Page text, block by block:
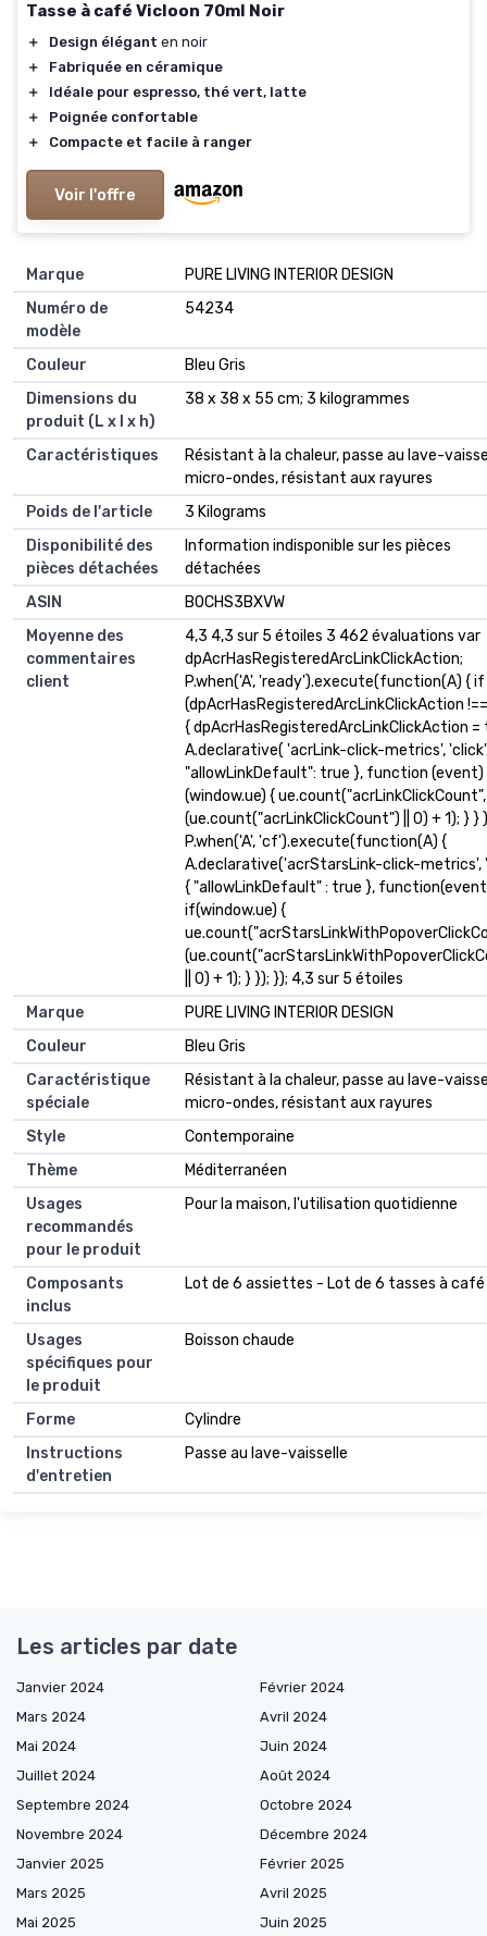
Tasse à café Vicloon 70ml Noir
＋ Design élégant en noir
＋
Fabriquée en céramique
＋
Idéale pour espresso, thé vert, latte
＋
Poignée confortable
＋
Compacte et facile à ranger
Voir l'offre
Marque
‎PURE LIVING INTERIOR DESIGN
Numéro de
modèle
‎54234
Couleur
‎Bleu Gris
Dimensions du
produit (L x l x h)
‎38 x 38 x 55 cm; 3 kilogrammes
Caractéristiques
‎Résistant à la chaleur, passe au lave-
micro-ondes, résistant aux rayures
Poids de l'article
‎3 Kilograms
Disponibilité des
pièces détachées
‎Information indisponible sur les pièces
détachées
ASIN
B0CHS3BXVW
Moyenne des
commentaires
client
4,3 4,3 sur 5 étoiles 3 462 évaluations var
dpAcrHasRegisteredArcLinkClickAction;
P.when('A', 'ready').execute(function(A) { if
(dpAcrHasRegisteredArcLinkClickAction
{ dpAcrHasRegisteredArcLinkClickAction =
A.declarative( 'acrLink-click-metrics',
"allowLinkDefault": true }, function
(window.ue) { ue.count("acrLinkClickCount",
(ue.count("acrLinkClickCount") || 0) + 1); } }
P.when('A', 'cf').execute(function(A) {
A.declarative('acrStarsLink-click-metrics',
{ "allowLinkDefault" : true },
if(window.ue) {
|| 0) + 1); } }); }); 4,3 sur 5 étoiles
Marque
PURE LIVING INTERIOR DESIGN
Couleur
Bleu Gris
Caractéristique
spéciale
Résistant à la chaleur, passe au lave-
micro-ondes, résistant aux rayures
Style
Contemporaine
Thème
Méditerranéen
Usages
recommandés
pour le produit
Pour la maison, l'utilisation quotidienne
Composants
inclus
Lot de 6 assiettes - Lot de 6 tasses à café
Usages
spécifiques pour
le produit
Boisson chaude
Forme
Cylindre
Instructions
d'entretien
Passe au lave-vaisselle
Les articles par date
Janvier 2024
Février 2024
Mars 2024
Avril 2024
Mai 2024
Juin 2024
Juillet 2024
Août 2024
Septembre 2024
Octobre 2024
Novembre 2024
Décembre 2024
Janvier 2025
Février 2025
Mars 2025
Avril 2025
Mai 2025
Juin 2025